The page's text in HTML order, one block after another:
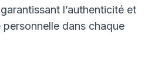
l’authenticité et
personnelle dans chaque